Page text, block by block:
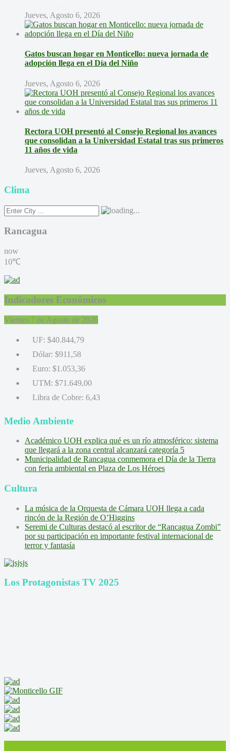
Jueves, Agosto 6, 2026
Gatos buscan hogar en Monticello: nueva jornada de
adopción llega en el Día del Niño
Jueves, Agosto 6, 2026
Rectora UOH presentó al Consejo Regional los avances
que consolidan a la Universidad Estatal tras sus primeros
11 años de vida
Jueves, Agosto 6, 2026
Clima
Rancagua
now
10℃
Indicadores Económicos
Viernes 7 de Agosto de 2026
UF: $40.844,79
Dólar: $911,58
Euro: $1.053,36
UTM: $71.649,00
Libra de Cobre: 6,43
Medio Ambiente
Académico UOH explica qué es un río atmosférico: sistema
que llegará a la zona central alcanzará categoría 5
Municipalidad de Rancagua conmemora el Día de la Tierra
con feria ambiental en Plaza de Los Héroes
Cultura
La música de la Orquesta de Cámara UOH llega a cada
rincón de la Región de O’Higgins
Seremi de Culturas destacó al escritor de “Rancagua Zombi”
por su participación en importante festival internacional de
terror y fantasía
Los Protagonistas TV 2025